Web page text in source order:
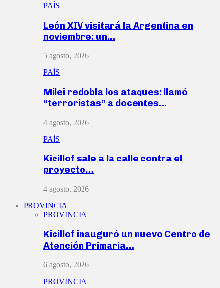
PAÍS
León XIV visitará la Argentina en
noviembre: un…
5 agosto, 2026
PAÍS
Milei redobla los ataques: llamó
“terroristas” a docentes…
4 agosto, 2026
PAÍS
Kicillof sale a la calle contra el
proyecto…
4 agosto, 2026
PROVINCIA
PROVINCIA
Kicillof inauguró un nuevo Centro de
Atención Primaria…
6 agosto, 2026
PROVINCIA